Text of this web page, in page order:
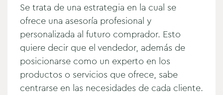
Se trata de una estrategia en la cual se
ofrece una asesoría profesional y
personalizada al futuro comprador. Esto
quiere decir que el vendedor, además de
posicionarse como un experto en los
productos o servicios que ofrece, sabe
centrarse en las necesidades de cada cliente.